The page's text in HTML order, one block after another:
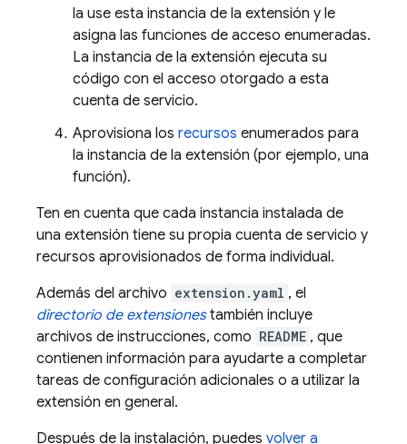
la use esta instancia de la extensión y le
asigna las funciones de acceso enumeradas.
La instancia de la extensión ejecuta su
código con el acceso otorgado a esta
cuenta de servicio.
Aprovisiona los recursos enumerados para
la instancia de la extensión (por ejemplo, una
función).
Ten en cuenta que cada instancia instalada de
una extensión tiene su propia cuenta de servicio y
recursos aprovisionados de forma individual.
Además del archivo extension.yaml , el
directorio de extensionestambién incluye
archivos de instrucciones, como README , que
contienen información para ayudarte a completar
tareas de configuración adicionales o a utilizar la
extensión en general.
Después de la instalación, puedes volver a